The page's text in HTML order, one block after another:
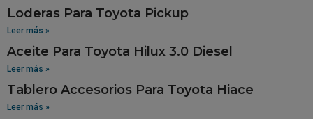
Loderas Para Toyota Pickup
Leer más »
Aceite Para Toyota Hilux 3.0 Diesel
Leer más »
Tablero Accesorios Para Toyota Hiace
Leer más »